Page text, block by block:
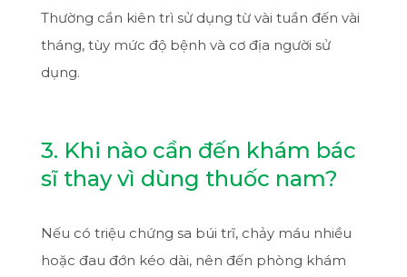
Thường cần kiên trì sử dụng từ vài tuần đến vài
tháng, tùy mức độ bệnh và cơ địa người sử
dụng.
3. Khi nào cần đến khám bác
sĩ thay vì dùng thuốc nam?
Nếu có triệu chứng sa búi trĩ, chảy máu nhiều
hoặc đau đớn kéo dài, nên đến phòng khám